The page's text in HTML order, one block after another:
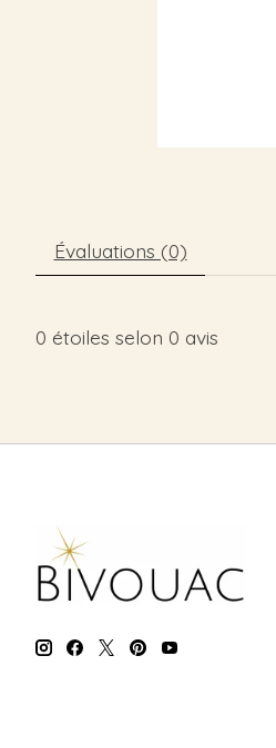
Évaluations (0)
0 étoiles selon 0 avis